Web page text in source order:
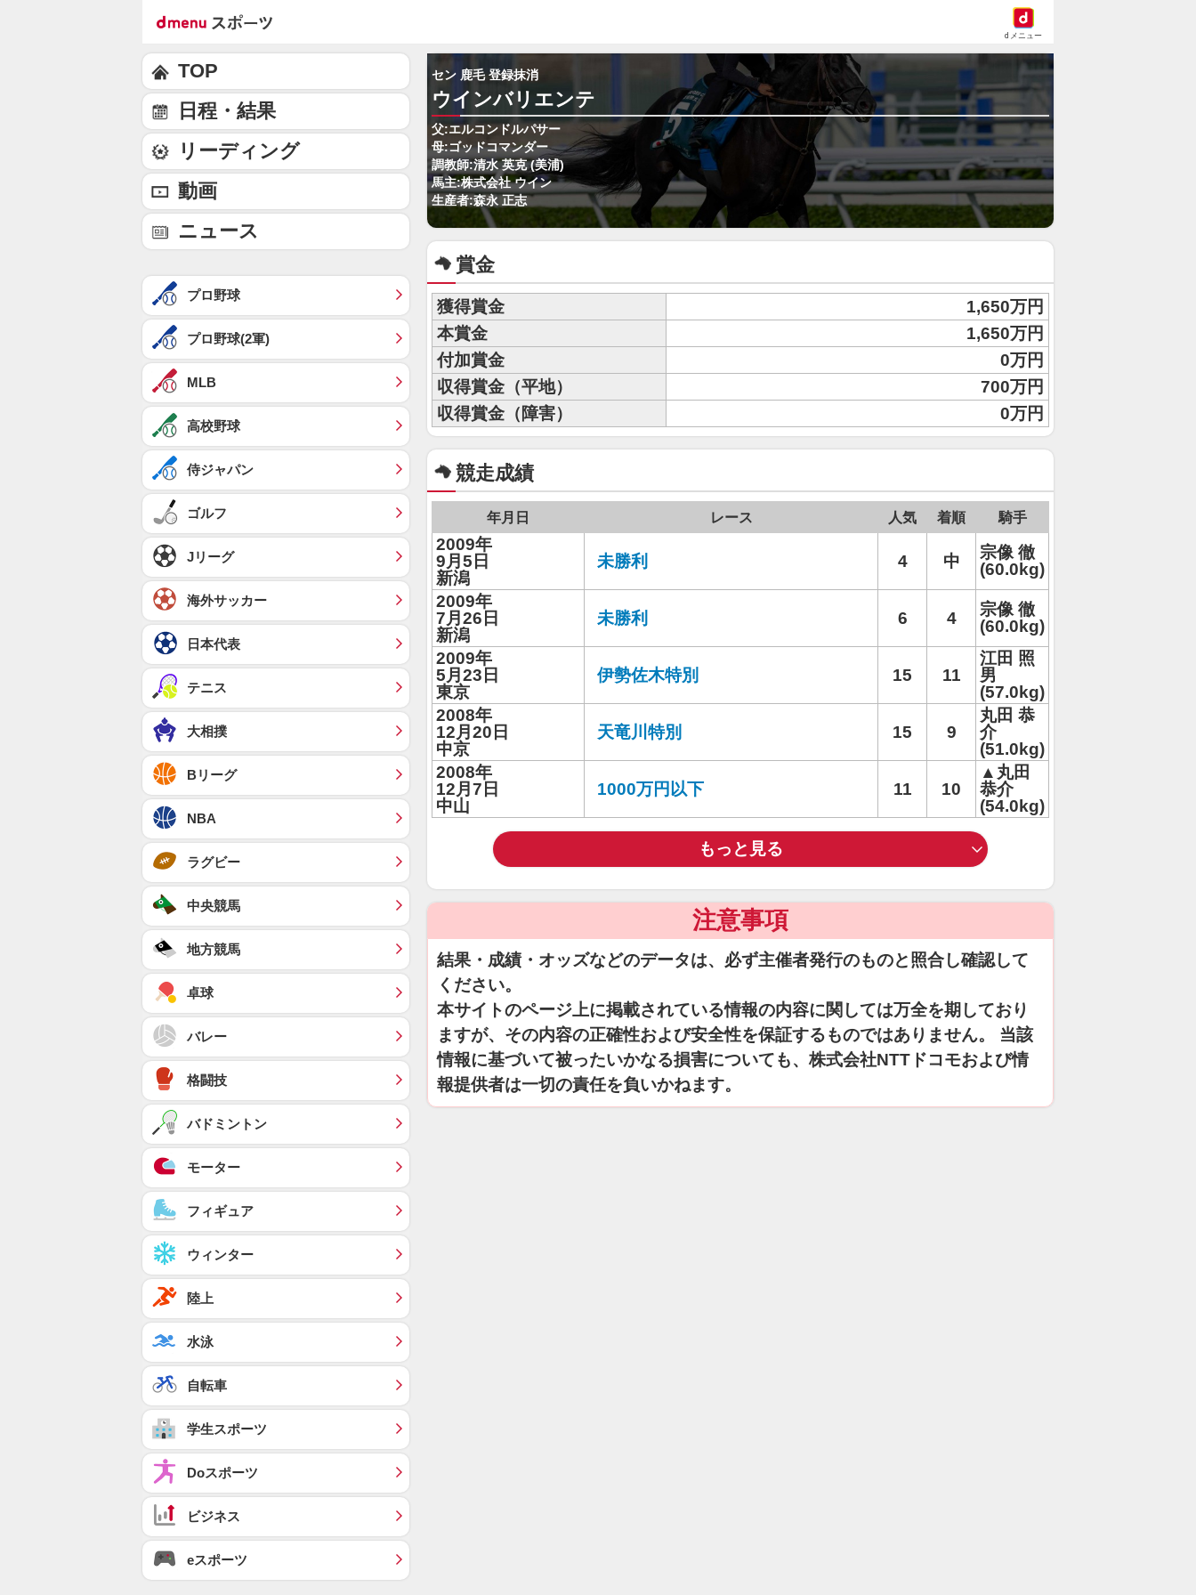
dメニュー
セン 鹿毛 登録抹消
ウインバリエンテ
父:エルコンドルパサー
母:ゴッドコマンダー
調教師:清水 英克 (美浦)
馬主:株式会社 ウイン
生産者:森永 正志
賞金
獲得賞金
1,650万円
本賞金
1,650万円
付加賞金
0万円
収得賞金（平地）
700万円
収得賞金（障害）
0万円
競走成績
年月日 レース 人気 着順 騎手
2009年
9月5日
新潟
未勝利 4 中
宗像 徹
(60.0kg)
2009年
7月26日
新潟
未勝利 6 4
宗像 徹
(60.0kg)
2009年
5月23日
東京
伊勢佐木特別 15 11
江田 照
男
(57.0kg)
2008年
12月20日
中京
天竜川特別 15 9
丸田 恭
介
(51.0kg)
2008年
12月7日
中山
1000万円以下 11 10
▲丸田
恭介
(54.0kg)
もっと見る
注意事項
結果・成績・オッズなどのデータは、必ず主催者発行のものと照合し確認して
ください。
本サイトのページ上に掲載されている情報の内容に関しては万全を期しており
ますが、その内容の正確性および安全性を保証するものではありません。 当該
情報に基づいて被ったいかなる損害についても、株式会社NTTドコモおよび情
報提供者は一切の責任を負いかねます。
TOP
日程・結果
リーディング
動画
ニュース
プロ野球
プロ野球(2軍)
MLB
高校野球
侍ジャパン
ゴルフ
Jリーグ
海外サッカー
日本代表
テニス
大相撲
Bリーグ
NBA
ラグビー
中央競馬
地方競馬
卓球
バレー
格闘技
バドミントン
モーター
フィギュア
ウィンター
陸上
水泳
自転車
学生スポーツ
Doスポーツ
ビジネス
eスポーツ